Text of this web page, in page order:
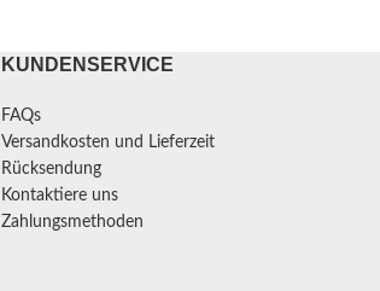
KUNDENSERVICE
FAQs
Versandkosten und Lieferzeit
Rücksendung
Kontaktiere uns
Zahlungsmethoden